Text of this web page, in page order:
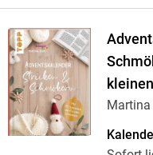
Martina